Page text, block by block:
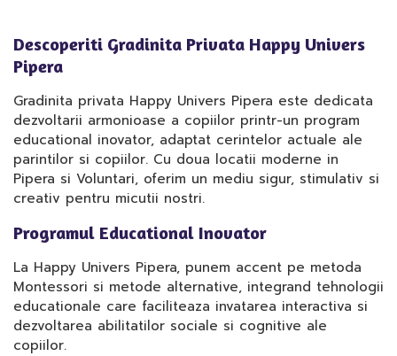
Descoperiti Gradinita Privata Happy Univers
Pipera
Gradinita privata Happy Univers Pipera este dedicata
dezvoltarii armonioase a copiilor printr-un program
educational inovator, adaptat cerintelor actuale ale
parintilor si copiilor. Cu doua locatii moderne in
Pipera si Voluntari, oferim un mediu sigur, stimulativ si
creativ pentru micutii nostri.
Programul Educational Inovator
La Happy Univers Pipera, punem accent pe metoda
Montessori si metode alternative, integrand tehnologii
educationale care faciliteaza invatarea interactiva si
dezvoltarea abilitatilor sociale si cognitive ale
copiilor.